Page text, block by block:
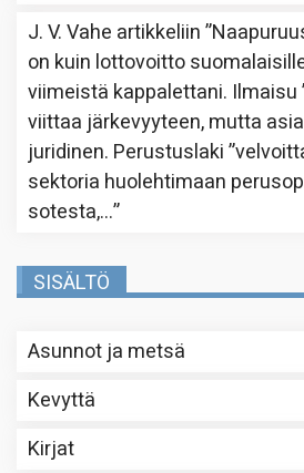
J. V. Vahe artikkeliin
on kuin lottovoitto
viimeistä kappalettani. Ilmaisu
viittaa järkevyyteen, mutta
juridinen. Perustuslaki
sektoria huolehtimaan
sotesta,…”
SISÄLTÖ
Asunnot ja metsä
Kevyttä
Kirjat